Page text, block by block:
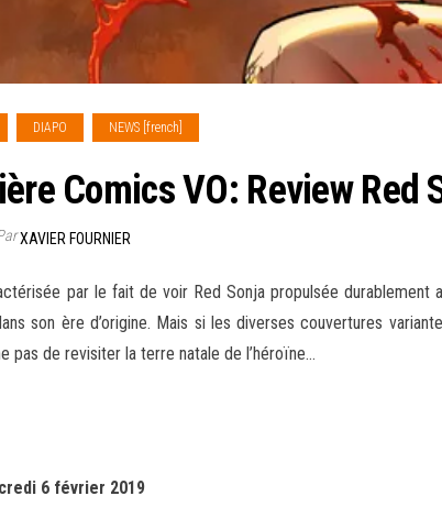
DIAPO NEWS [french]
Comics VO: Review Red
XAVIER FOURNIER
par le fait de voir Red Sonja propulsée
son ère d’origine. Mais si les diverses couvertures
pas de revisiter la terre natale de l’héroïne…
6 février 2019